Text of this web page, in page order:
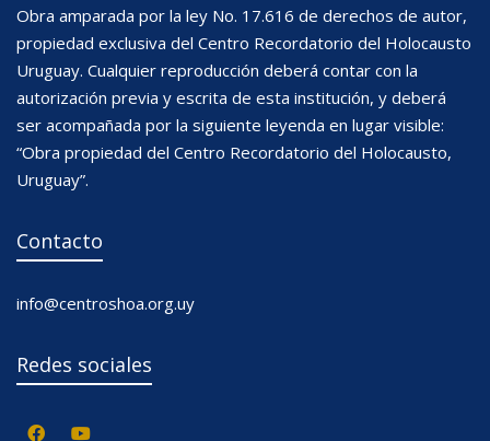
Obra amparada por la ley No. 17.616 de derechos de autor,
propiedad exclusiva del Centro Recordatorio del Holocausto
Uruguay. Cualquier reproducción deberá contar con la
autorización previa y escrita de esta institución, y deberá
ser acompañada por la siguiente leyenda en lugar visible:
“Obra propiedad del Centro Recordatorio del Holocausto,
Uruguay”.
Contacto
info@centroshoa.org.uy
Redes sociales